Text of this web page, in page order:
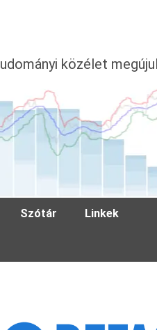
közélet
Szótár Linkek